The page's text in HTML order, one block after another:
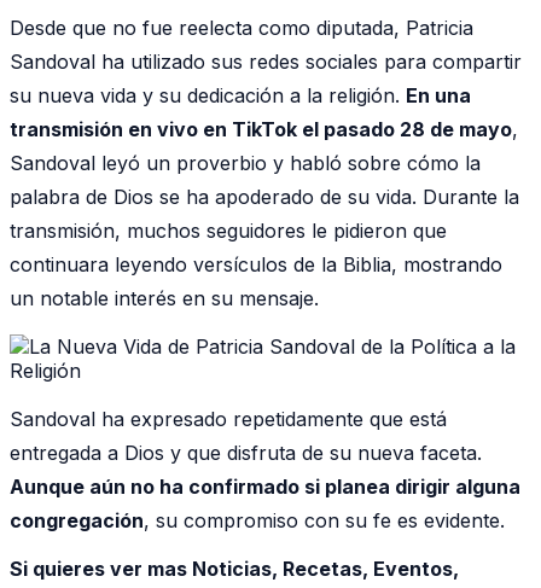
Desde que no fue reelecta como diputada, Patricia
Sandoval ha utilizado sus redes sociales para compartir
su nueva vida y su dedicación a la religión. En una
transmisión en vivo en TikTok el pasado 28 de mayo,
Sandoval leyó un proverbio y habló sobre cómo la
palabra de Dios se ha apoderado de su vida. Durante la
transmisión, muchos seguidores le pidieron que
continuara leyendo versículos de la Biblia, mostrando
un notable interés en su mensaje.
Sandoval ha expresado repetidamente que está
entregada a Dios y que disfruta de su nueva faceta.
Aunque aún no ha confirmado si planea dirigir alguna
congregación, su compromiso con su fe es evidente.
Si quieres ver mas Noticias, Recetas, Eventos,